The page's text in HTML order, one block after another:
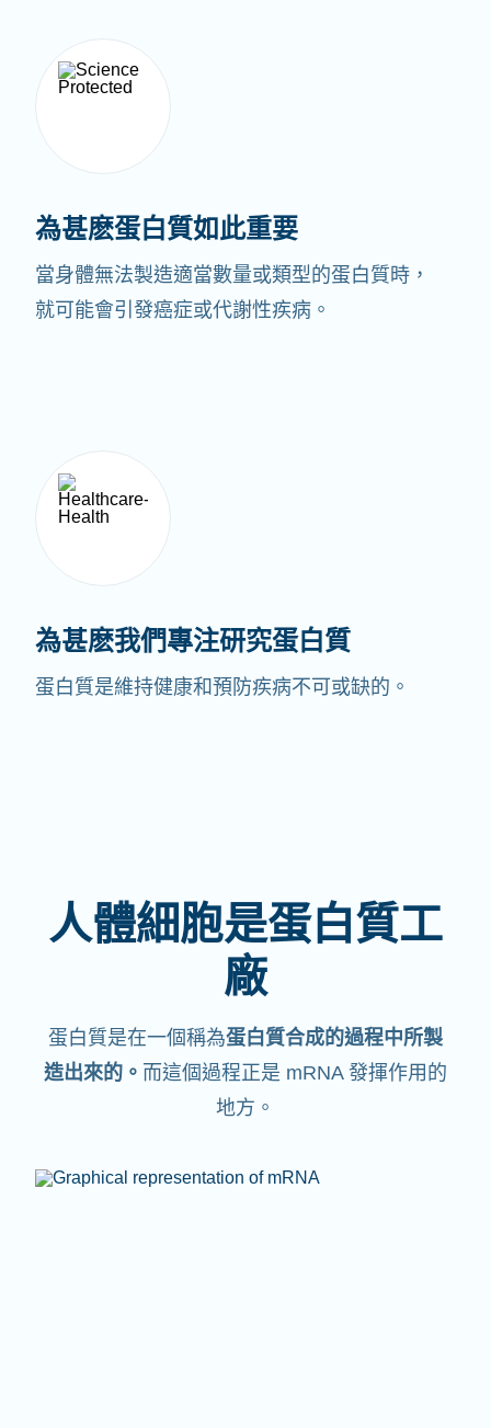
為甚麽蛋白質如此重要
當身體無法製造適當數量或類型的蛋白質時，
就可能會引發癌症或代謝性疾病。
為甚麽我們專注研究蛋白質
蛋白質是維持健康和預防疾病不可或缺的。
人體細胞是蛋白質工
廠
蛋白質是在一個稱為蛋白質合成的過程中所製
造出來的。 而這個過程正是 mRNA 發揮作用的
地方。